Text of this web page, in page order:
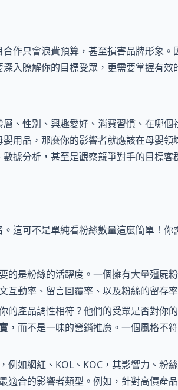
合作只會浪費預算，甚至損害品牌形象
入瞭解你的目標受眾，更需要掌握有效
、性別、興趣愛好、消費習慣、在哪
用品，那麼你的影響者就應該在母嬰
據分析，甚至是觀察競爭對手的目標客
這可不是單純看粉絲數量這麼簡單！
的是粉絲的活躍度。一個擁有大量殭屍
動率、留言回覆率、以及粉絲的留存
的產品調性相符？他們的受眾是否對你
，而不是一味的營銷推廣。一個風格不
例如網紅、KOL、KOC，其影響力、粉
適合的影響者類型。例如，針對高價產